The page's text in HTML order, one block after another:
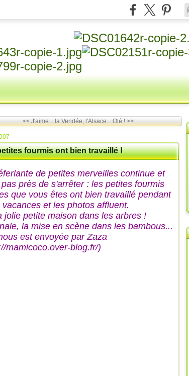
<< J'aime... la Vendée, l'Alsace... Olé ! >>
fourmis ont bien travaillé !
de petites merveilles continue et
près de s'arrêter : les petites fourmis
que vous êtes ont bien travaillé pendant
vacances et les photos affluent.
jolie petite maison dans les arbres !
la mise en scène dans les bambous...
est envoyée par Zaza
mamicoco.over-blog.fr/)